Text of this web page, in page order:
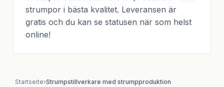
strumpor i bästa kvalitet. Leveransen är
gratis och du kan se statusen när som helst
online!
Startseite›Strumpstillverkare med strumpproduktion